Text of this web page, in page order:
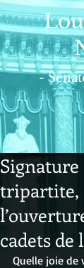
-
tripartite,
cadets de
Quelle joie de